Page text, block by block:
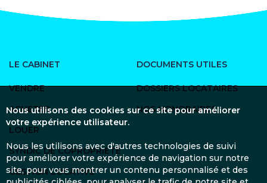
LE CABINET
VENDRE
ACHETER
LOUER
SYNDIC DE COPROPRIÉTÉ
GESTION LOCATIVE
DOCUMENTS UTILES
DOSSIERS LOCATAIRES
NOS HONORAIRES
Nous utilisons des cookies sur ce site pour améliorer
votre expérience utilisateur.
Nous les utilisons avec d'autres technologies de suivi
pour améliorer votre expérience de navigation sur notre
site, pour vous montrer un contenu personnalisé et des